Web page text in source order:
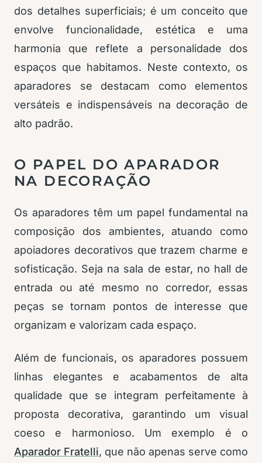
dos detalhes superficiais; é um conceito que
envolve funcionalidade, estética e uma
harmonia que reflete a personalidade dos
espaços que habitamos. Neste contexto, os
aparadores se destacam como elementos
versáteis e indispensáveis na decoração de
alto padrão.
O PAPEL DO APARADOR
NA DECORAÇÃO
Os aparadores têm um papel fundamental na
composição dos ambientes, atuando como
apoiadores decorativos que trazem charme e
sofisticação. Seja na sala de estar, no hall de
entrada ou até mesmo no corredor, essas
peças se tornam pontos de interesse que
organizam e valorizam cada espaço.
Além de funcionais, os aparadores possuem
linhas elegantes e acabamentos de alta
qualidade que se integram perfeitamente à
proposta decorativa, garantindo um visual
coeso e harmonioso. Um exemplo é o
Aparador Fratelli, que não apenas serve como